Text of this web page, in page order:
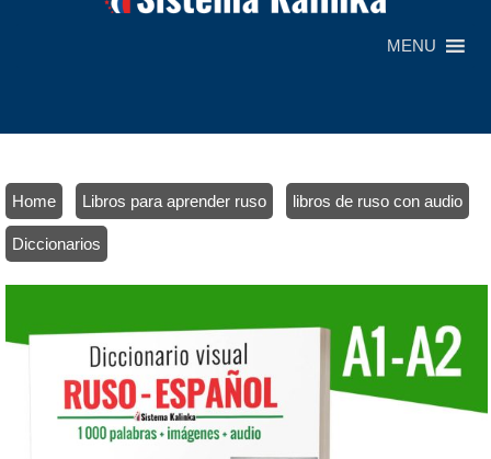
MENU
Home Libros para aprender ruso libros de ruso con audio
Diccionarios